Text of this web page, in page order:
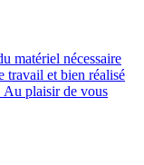
matériel nécessaire
travail et bien réalisé
Au plaisir de vous